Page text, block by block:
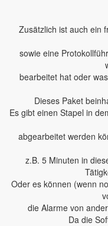
Zusätzlich ist auch ein
sowie eine
bearbeitet hat oder
Dieses Paket
Es gibt einen Stapel in
abgearbeitet werden
z.B. 5 Minuten in
Oder es können (wenn
die Alarme von
Da die